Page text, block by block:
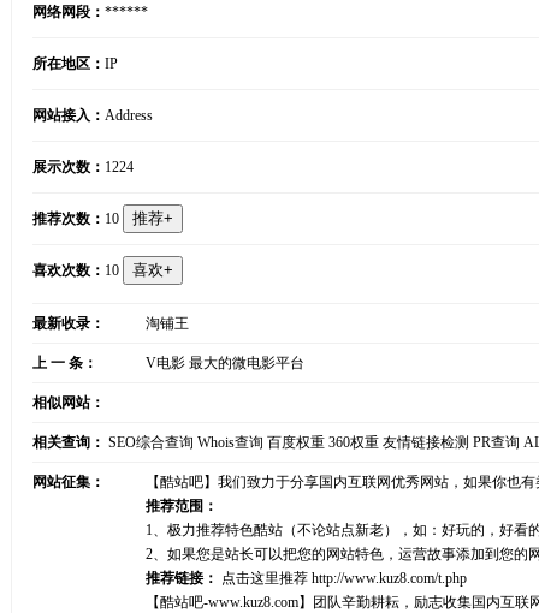
网络网段： ******
所在地区： IP
网站接入： Address
展示次数： 1224
推荐次数： 10
喜欢次数： 10
最新收录： 淘铺王
上 一 条： V电影 最大的微电影平台
相似网站：
相关查询： SEO综合查询 Whois查询 百度权重 360权重 友情链接检测 PR查询
网站征集：
【酷站吧】我们致力于分享国内互联网优秀网站，如果你也
推荐范围：
1、极力推荐特色酷站（不论站点新老），如：好玩的，好
2、如果您是站长可以把您的网站特色，运营故事添加到您
推荐链接： 点击这里推荐 http://www.kuz8.com/t.php
【酷站吧-www.kuz8.com】团队辛勤耕耘，励志收集国内互